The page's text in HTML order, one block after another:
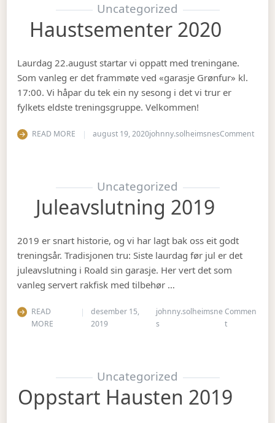
Uncategorized
Haustsementer 2020
Laurdag 22.august startar vi oppatt med treningane.
Som vanleg er det frammøte ved «garasje Grønfur» kl.
17:00. Vi håpar du tek ein ny sesong i det vi trur er
fylkets eldste treningsgruppe. Velkommen!
READ MORE august 19, 2020johnny.solheimsnesCommenton
Uncategorized
Juleavslutning 2019
2019 er snart historie, og vi har lagt bak oss eit godt
treningsår. Tradisjonen tru: Siste laurdag før jul er det
juleavslutning i Roald sin garasje. Her vert det som
vanleg servert rakfisk med tilbehør …
READ
MORE
desember 15,
2019
johnny.solheimsne
s
Commen
ton
Uncategorized
Oppstart Hausten 2019